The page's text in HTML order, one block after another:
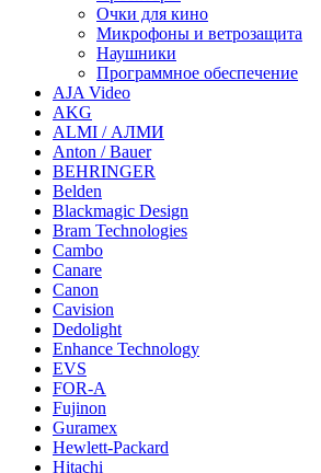
Очки для кино
Микрофоны и ветрозащита
Наушники
Программное обеспечение
AJA Video
AKG
ALMI / АЛМИ
Anton / Bauer
BEHRINGER
Belden
Blackmagic Design
Bram Technologies
Cambo
Canare
Canon
Cavision
Dedolight
Enhance Technology
EVS
FOR-A
Fujinon
Guramex
Hewlett-Packard
Hitachi